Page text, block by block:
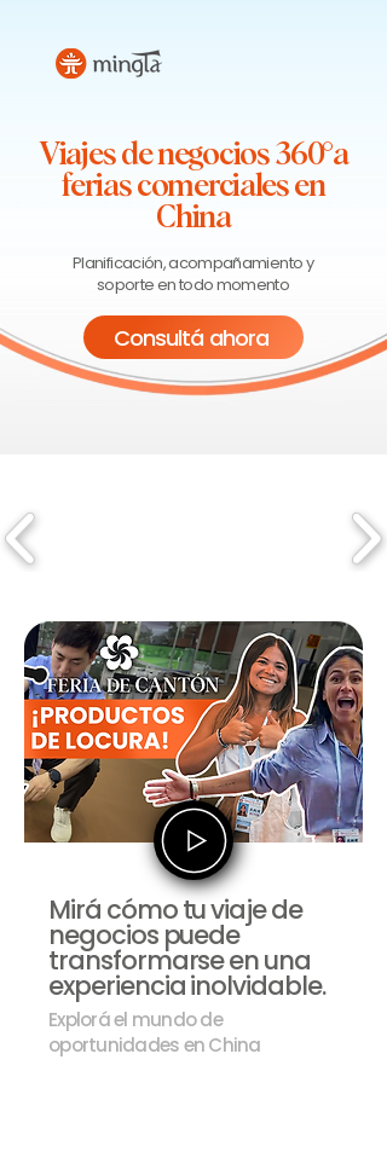
Viajes de negocios 360°a
ferias comerciales en
China
Planificación, acompañamiento y
soporte en todo momento
Consultá ahora
Mirá cómo tu viaje de
negocios puede
transformarse en una
experiencia inolvidable.
Explorá el mundo de
oportunidades en China